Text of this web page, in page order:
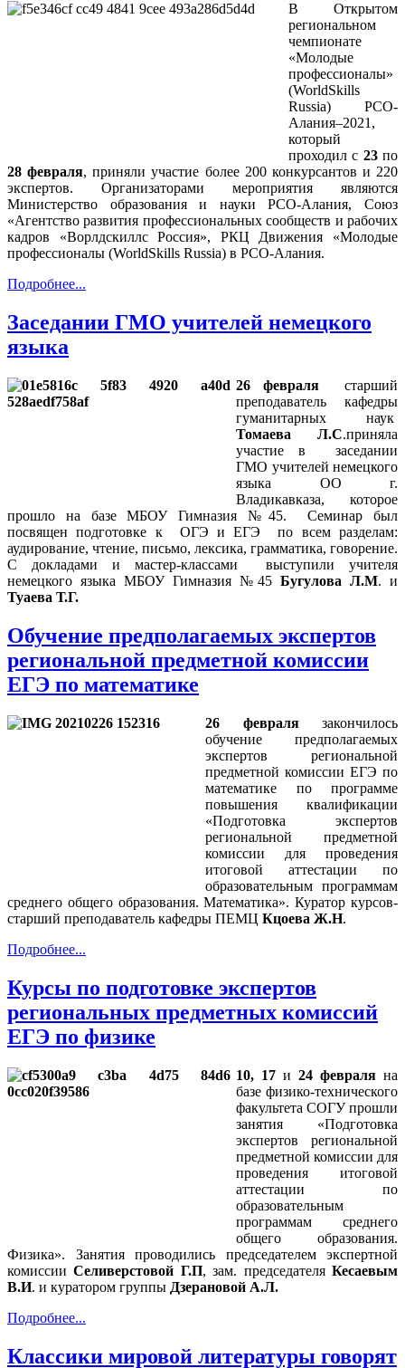
В Открытом
региональном
чемпионате
«Молодые
профессионалы»
(WorldSkills
Russia) РСО-
Алания–2021,
который
проходил с 23по
28 февраля, приняли участие более 200 конкурсантов и 220
экспертов. Организаторами мероприятия являются
Министерство образования и науки РСО-Алания, Союз
«Агентство развития профессиональных сообществ и рабочих
кадров «Ворлдскиллс Россия», РКЦ Движения «Молодые
профессионалы (WorldSkills Russia) в РСО-Алания.
Подробнее...
Заседании ГМО учителей немецкого
языка
26 февраля старший
преподаватель кафедры
гуманитарных наук
Томаева Л.С.приняла
участие в заседании
ГМО учителей немецкого
языка ОО г.
Владикавказа, которое
прошло на базе МБОУ Гимназия №45. Семинар был
посвящен подготовке к ОГЭ и ЕГЭ по всем разделам:
аудирование, чтение, письмо, лексика, грамматика, говорение.
С докладами и мастер-классами выступили учителя
немецкого языка МБОУ Гимназия №45 Бугулова Л.М. и
Туаева Т.Г.
Обучение предполагаемых экспертов
региональной предметной комиссии
ЕГЭ по математике
26 февралязакончилось
обучение предполагаемых
экспертов региональной
предметной комиссии ЕГЭ по
математике по программе
повышения квалификации
«Подготовка экспертов
региональной предметной
комиссии для проведения
итоговой аттестации по
образовательным программам
среднего общего образования. Математика». Куратор курсов-
старший преподаватель кафедры ПЕМЦ Кцоева Ж.Н.
Подробнее...
Курсы по подготовке экспертов
региональных предметных комиссий
ЕГЭ по физике
10, 17 и 24 февраля на
базе физико-технического
факультета СОГУ прошли
занятия «Подготовка
экспертов региональной
предметной комиссии для
проведения итоговой
аттестации по
образовательным
программам среднего
общего образования.
Физика». Занятия проводились председателем экспертной
комиссииСеливерстовой Г.П, зам. председателяКесаевым
В.И. и куратором группы Дзерановой А.Л.
Подробнее...
Классики мировой литературы говорят